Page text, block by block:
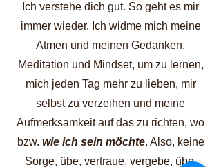
Ich verstehe dich gut. So geht es mir
immer wieder. Ich widme mich meine
Atmen und meinen Gedanken,
Meditation und Mindset, um zu lernen,
mich jeden Tag mehr zu lieben, mir
selbst zu verzeihen und meine
Aufmerksamkeit auf das zu richten, wo
bzw. wie ich sein möchte. Also, keine
Sorge, übe, vertraue, vergebe, übe,